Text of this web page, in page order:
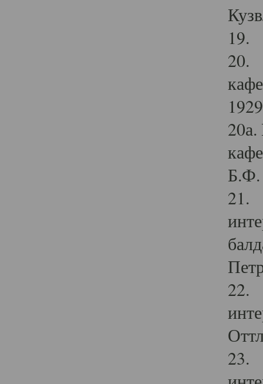
19.
20.
Б.Ф.
21.
22.
23.